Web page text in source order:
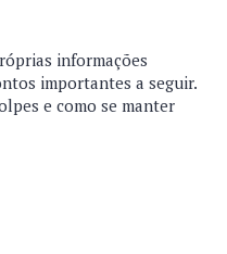
informações
importantes a seguir.
e como se manter